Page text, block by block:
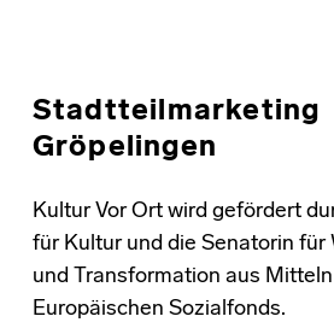
Stadtteilmarketing
Gröpelingen
Kultur Vor Ort wird gefördert
für Kultur und die Senatorin
und Transformation aus
Europäischen Sozialfonds.